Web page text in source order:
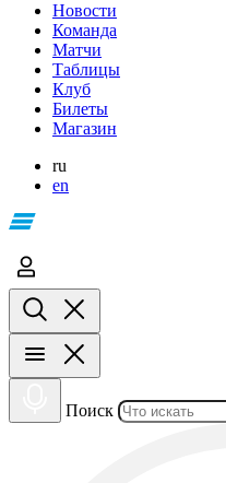
Новости
Команда
Матчи
Таблицы
Клуб
Билеты
Магазин
ru
en
Поиск